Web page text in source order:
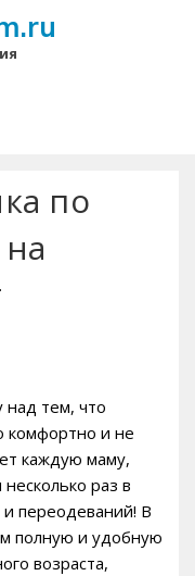
по
над тем, что
комфортно и не
каждую маму,
раз в
переодеваний! В
полную и удобную
возраста,